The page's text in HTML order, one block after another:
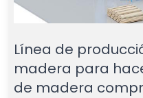
Línea de
madera para
de madera